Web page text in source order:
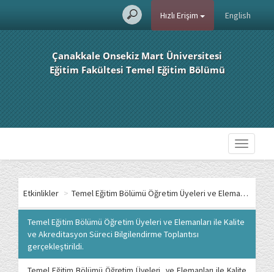
English
Hızlı Erişim
Çanakkale Onsekiz Mart Üniversitesi
Eğitim Fakültesi Temel Eğitim Bölümü
Toggle
Etkinlikler > Temel Eğitim Bölümü Öğretim Üyeleri ve Elemanları ile Kalite ve Akreditasyon Süreci Bilgilendirme Toplantısı gerçekleştirildi.
Temel Eğitim Bölümü Öğretim Üyeleri ve Elemanları ile Kalite
ve Akreditasyon Süreci Bilgilendirme Toplantısı
gerçekleştirildi.